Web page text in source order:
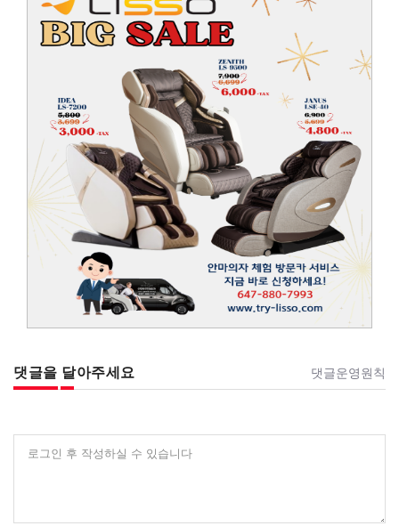
댓글을 달아주세요 댓글운영원칙
로그인 후 작성하실 수 있습니다